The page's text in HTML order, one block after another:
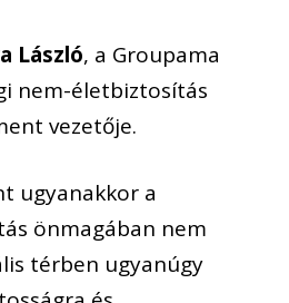
László, a Groupama
nem-életbiztosítás
vezetője.
ugyanakkor a
önmagában nem
térben ugyanúgy